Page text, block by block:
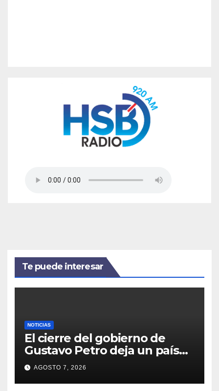
Te puede interesar
NOTICIAS
El cierre del gobierno de
Gustavo Petro deja un país
marcado por tensiones y
desafíos
AGOSTO 7, 2026